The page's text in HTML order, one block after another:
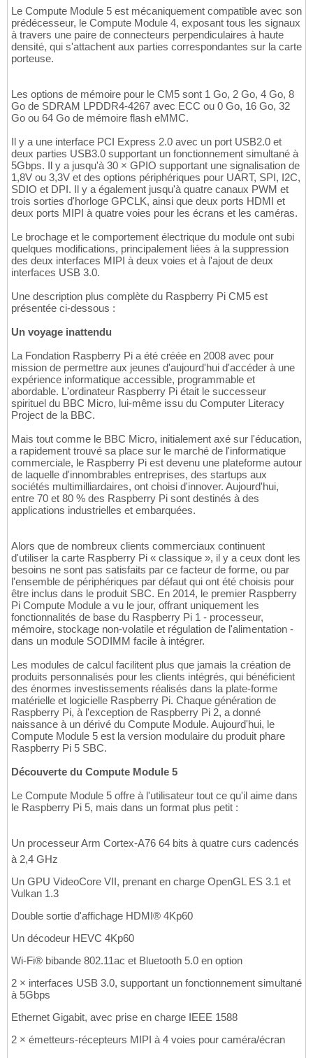
Le Compute Module 5 est mécaniquement compatible avec son
prédécesseur, le Compute Module 4, exposant tous les signaux
à travers une paire de connecteurs perpendiculaires à haute
densité, qui s'attachent aux parties correspondantes sur la carte
porteuse.
Les options de mémoire pour le CM5 sont 1 Go, 2 Go, 4 Go, 8
Go de SDRAM LPDDR4-4267 avec ECC ou 0 Go, 16 Go, 32
Go ou 64 Go de mémoire flash eMMC.
Il y a une interface PCI Express 2.0 avec un port USB2.0 et
deux parties USB3.0 supportant un fonctionnement simultané à
5Gbps. Il y a jusqu'à 30 × GPIO supportant une signalisation de
1,8V ou 3,3V et des options périphériques pour UART, SPI, I2C,
SDIO et DPI. Il y a également jusqu'à quatre canaux PWM et
trois sorties d'horloge GPCLK, ainsi que deux ports HDMI et
deux ports MIPI à quatre voies pour les écrans et les caméras.
Le brochage et le comportement électrique du module ont subi
quelques modifications, principalement liées à la suppression
des deux interfaces MIPI à deux voies et à l'ajout de deux
interfaces USB 3.0.
Une description plus complète du Raspberry Pi CM5 est
présentée ci-dessous :
Un voyage inattendu
La Fondation Raspberry Pi a été créée en 2008 avec pour
mission de permettre aux jeunes d'aujourd'hui d'accéder à une
expérience informatique accessible, programmable et
abordable. L'ordinateur Raspberry Pi était le successeur
spirituel du BBC Micro, lui-même issu du Computer Literacy
Project de la BBC.
Mais tout comme le BBC Micro, initialement axé sur l'éducation,
a rapidement trouvé sa place sur le marché de l'informatique
commerciale, le Raspberry Pi est devenu une plateforme autour
de laquelle d'innombrables entreprises, des startups aux
sociétés multimilliardaires, ont choisi d'innover. Aujourd'hui,
entre 70 et 80 % des Raspberry Pi sont destinés à des
applications industrielles et embarquées.
Alors que de nombreux clients commerciaux continuent
d'utiliser la carte Raspberry Pi « classique », il y a ceux dont les
besoins ne sont pas satisfaits par ce facteur de forme, ou par
l'ensemble de périphériques par défaut qui ont été choisis pour
être inclus dans le produit SBC. En 2014, le premier Raspberry
Pi Compute Module a vu le jour, offrant uniquement les
fonctionnalités de base du Raspberry Pi 1 - processeur,
mémoire, stockage non-volatile et régulation de l'alimentation -
dans un module SODIMM facile à intégrer.
Les modules de calcul facilitent plus que jamais la création de
produits personnalisés pour les clients intégrés, qui bénéficient
des énormes investissements réalisés dans la plate-forme
matérielle et logicielle Raspberry Pi. Chaque génération de
Raspberry Pi, à l'exception de Raspberry Pi 2, a donné
naissance à un dérivé du Compute Module. Aujourd'hui, le
Compute Module 5 est la version modulaire du produit phare
Raspberry Pi 5 SBC.
Découverte du Compute Module 5
Le Compute Module 5 offre à l'utilisateur tout ce qu'il aime dans
le Raspberry Pi 5, mais dans un format plus petit :
Un processeur Arm Cortex-A76 64 bits à quatre curs cadencés
à 2,4 GHz
Un GPU VideoCore VII, prenant en charge OpenGL ES 3.1 et
Vulkan 1.3
Double sortie d'affichage HDMI® 4Kp60
Un décodeur HEVC 4Kp60
Wi-Fi® bibande 802.11ac et Bluetooth 5.0 en option
2 × interfaces USB 3.0, supportant un fonctionnement simultané
à 5Gbps
Ethernet Gigabit, avec prise en charge IEEE 1588
2 × émetteurs-récepteurs MIPI à 4 voies pour caméra/écran